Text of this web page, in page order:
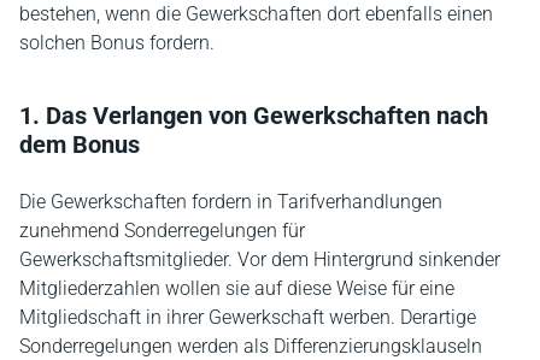
bestehen, wenn die Gewerkschaften dort ebenfalls einen
solchen Bonus fordern.
1. Das Verlangen von Gewerkschaften nach
dem Bonus
Die Gewerkschaften fordern in Tarifverhandlungen
zunehmend Sonderregelungen für
Gewerkschaftsmitglieder. Vor dem Hintergrund sinkender
Mitgliederzahlen wollen sie auf diese Weise für eine
Mitgliedschaft in ihrer Gewerkschaft werben. Derartige
Sonderregelungen werden als Differenzierungsklauseln